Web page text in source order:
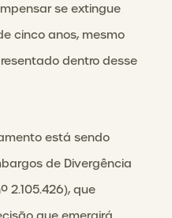
se extingue
cinco anos, mesmo
dentro desse
está sendo
de Divergência
2.105.426), que